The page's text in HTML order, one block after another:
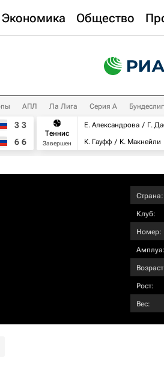
Экономика Общество
АПЛ Ла Лига Серия А
3 3
6 6
Теннис
Завершен
Е. Александрова
Г.
К. Гауфф
К. Макнейли
Страна:
Клуб:
Номер:
Амплуа:
Рост:
Вес: